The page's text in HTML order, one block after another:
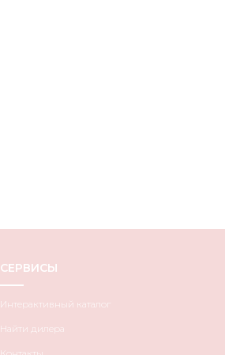
СЕРВИСЫ
Интерактивный каталог
Найти дилера